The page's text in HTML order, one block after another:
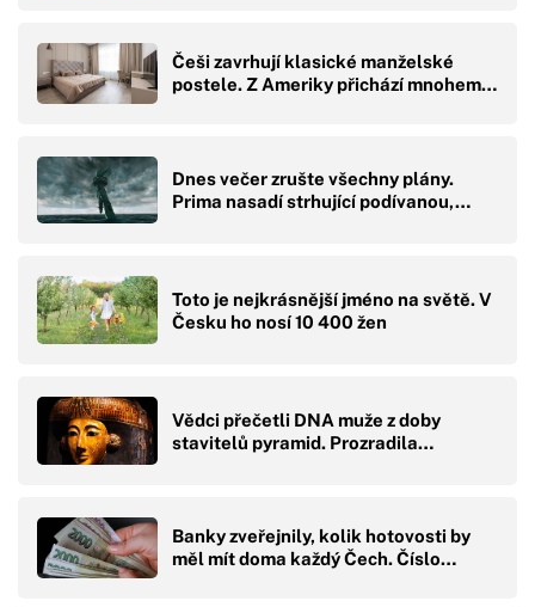
Češi zavrhují klasické manželské
postele. Z Ameriky přichází mnohem…
Dnes večer zrušte všechny plány.
Prima nasadí strhující podívanou,…
Toto je nejkrásnější jméno na světě. V
Česku ho nosí 10 400 žen
Vědci přečetli DNA muže z doby
stavitelů pyramid. Prozradila…
Banky zveřejnily, kolik hotovosti by
měl mít doma každý Čech. Číslo…